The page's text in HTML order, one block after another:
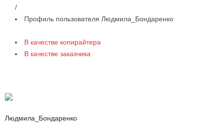
/
Профиль пользователя Людмила_Бондаренко
В качестве копирайтера
В качестве заказчика
Людмила_Бондаренко